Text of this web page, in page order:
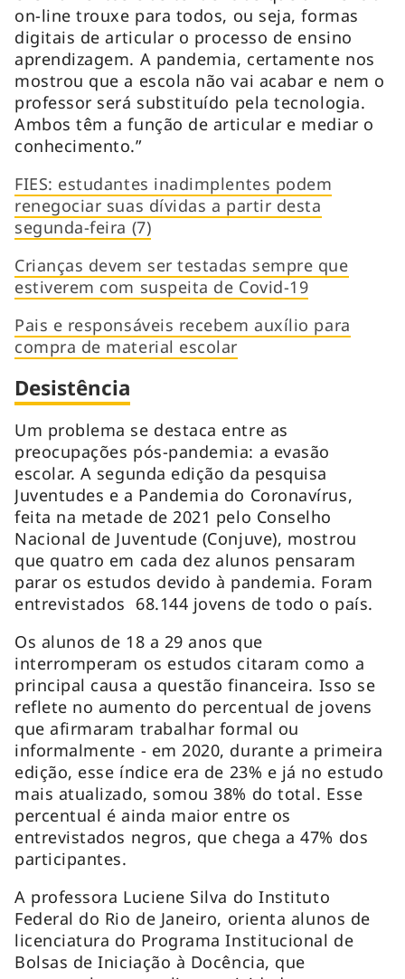
on-line trouxe para todos, ou seja, formas
digitais de articular o processo de ensino
aprendizagem. A pandemia, certamente nos
mostrou que a escola não vai acabar e nem o
professor será substituído pela tecnologia.
Ambos têm a função de articular e mediar o
conhecimento.”
FIES: estudantes inadimplentes podem
renegociar suas dívidas a partir desta
segunda-feira (7)
Crianças devem ser testadas sempre que
estiverem com suspeita de Covid-19
Pais e responsáveis recebem auxílio para
compra de material escolar
Desistência
Um problema se destaca entre as
preocupações pós-pandemia: a evasão
escolar. A segunda edição da pesquisa
Juventudes e a Pandemia do Coronavírus,
feita na metade de 2021 pelo Conselho
Nacional de Juventude (Conjuve), mostrou
que quatro em cada dez alunos pensaram
parar os estudos devido à pandemia. Foram
entrevistados 68.144 jovens de todo o país.
Os alunos de 18 a 29 anos que
interromperam os estudos citaram como a
principal causa a questão financeira. Isso se
reflete no aumento do percentual de jovens
que afirmaram trabalhar formal ou
informalmente - em 2020, durante a primeira
edição, esse índice era de 23% e já no estudo
mais atualizado, somou 38% do total. Esse
percentual é ainda maior entre os
entrevistados negros, que chega a 47% dos
participantes.
A professora Luciene Silva do Instituto
Federal do Rio de Janeiro, orienta alunos de
licenciatura do Programa Institucional de
Bolsas de Iniciação à Docência, que